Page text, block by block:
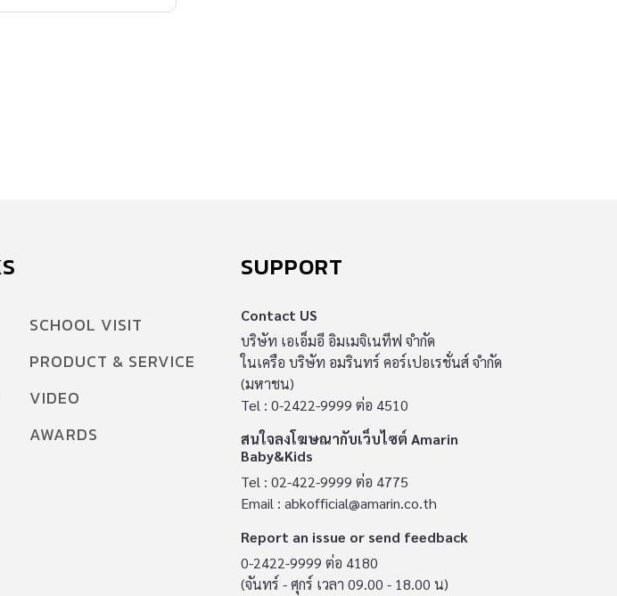
SCHOOL VISIT
PRODUCT & SERVICE
VIDEO
AWARDS
SUPPORT
Contact US
บริษัท เอเอ็มอี อิมเมจิเนทีฟ จำกัด
ในเครือ บริษัท อมรินทร์ คอร์เปอเรชั่นส์ จำกัด
(มหาชน)
Tel : 0-2422-9999 ต่อ 4510
สนใจลงโฆษณากับเว็บไซต์ Amarin
Baby&Kids
Tel : 02-422-9999 ต่อ 4775
Email : abkofficial@amarin.co.th
Report an issue or send feedback
0-2422-9999 ต่อ 4180
(จันทร์ - ศุกร์ เวลา 09.00 - 18.00 น)